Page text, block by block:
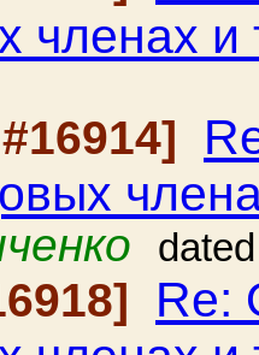
членах и
Re: